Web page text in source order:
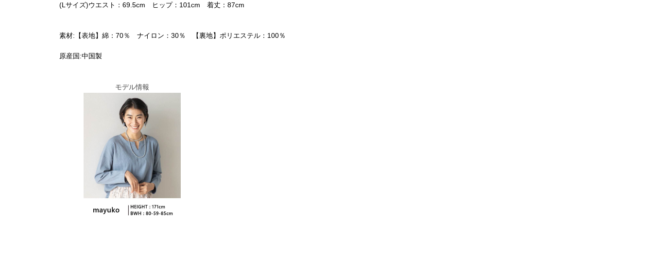
(Lサイズ)ウエスト：69.5cm ヒップ：101cm 着丈：87cm
素材:【表地】綿：70％ ナイロン：30％ 【裏地】ポリエステル：100％
原産国:中国製
モデル情報